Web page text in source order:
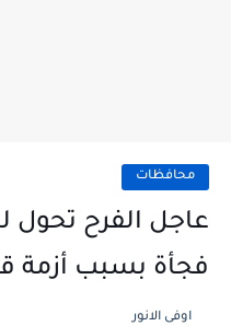
محافظات
عاجل الفرح تحول
فجأة بسبب أزمة
اوفى الانور